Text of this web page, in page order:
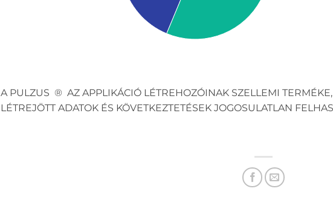
A PULZUS ® AZ APPLIKÁCIÓ LÉTREHOZÓINAK SZELLEMI
LÉTREJÖTT ADATOK ÉS KÖVETKEZTETÉSEK JOGOSULATLAN